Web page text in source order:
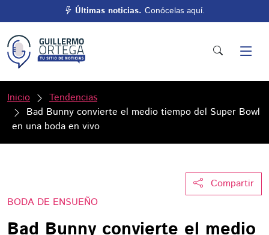
Últimas noticias. Conócelas aquí.
Inicio
Tendencias
Bad Bunny convierte el medio tiempo del Super Bowl
en una boda en vivo
Compartir
BODA DE ENSUEÑO
Bad Bunny convierte el medio